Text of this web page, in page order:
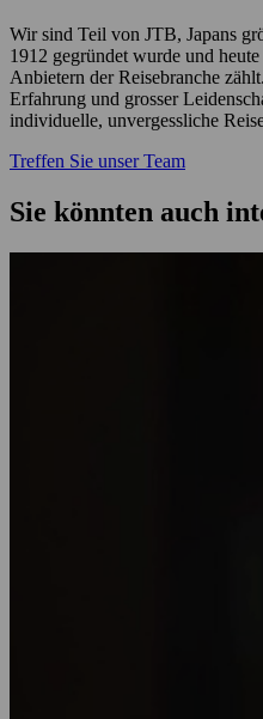
Wir sind Teil von JTB, Japans
1912 gegründet wurde und
Anbietern der Reisebranche
Erfahrung und grosser
individuelle, unvergessliche
Treffen Sie unser Team
Sie könnten auch